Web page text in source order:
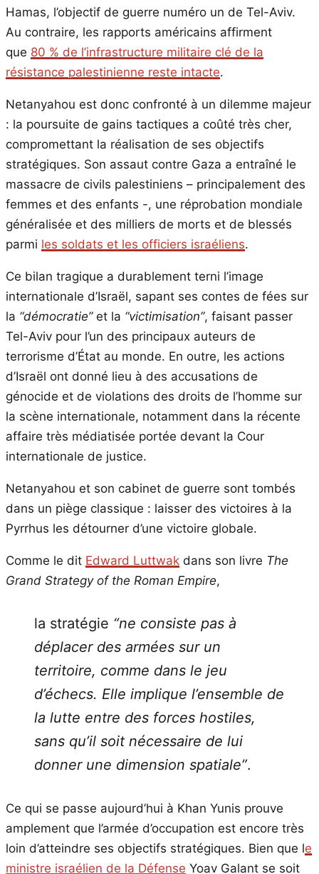
Hamas, l’objectif de guerre numéro un de Tel-Aviv.
Au contraire, les rapports américains affirment
que 80 % de l’infrastructure militaire clé de la
résistance palestinienne reste intacte.
Netanyahou est donc confronté à un dilemme majeur
: la poursuite de gains tactiques a coûté très cher,
compromettant la réalisation de ses objectifs
stratégiques. Son assaut contre Gaza a entraîné le
massacre de civils palestiniens – principalement des
femmes et des enfants -, une réprobation mondiale
généralisée et des milliers de morts et de blessés
parmi les soldats et les officiers israéliens.
Ce bilan tragique a durablement terni l’image
internationale d’Israël, sapant ses contes de fées sur
la “démocratie”et la “victimisation”, faisant passer
Tel-Aviv pour l’un des principaux auteurs de
terrorisme d’État au monde. En outre, les actions
d’Israël ont donné lieu à des accusations de
génocide et de violations des droits de l’homme sur
la scène internationale, notamment dans la récente
affaire très médiatisée portée devant la Cour
internationale de justice.
Netanyahou et son cabinet de guerre sont tombés
dans un piège classique : laisser des victoires à la
Pyrrhus les détourner d’une victoire globale.
Comme le dit Edward Luttwak dans son livre The
Grand Strategy of the Roman Empire,
la stratégie “ne consiste pas à
déplacer des armées sur un
territoire, comme dans le jeu
d’échecs. Elle implique l’ensemble de
la lutte entre des forces hostiles,
sans qu’il soit nécessaire de lui
donner une dimension spatiale”.
Ce qui se passe aujourd’hui à Khan Yunis prouve
amplement que l’armée d’occupation est encore très
loin d’atteindre ses objectifs stratégiques. Bien que le
ministre israélien de la Défense Yoav Galant se soit